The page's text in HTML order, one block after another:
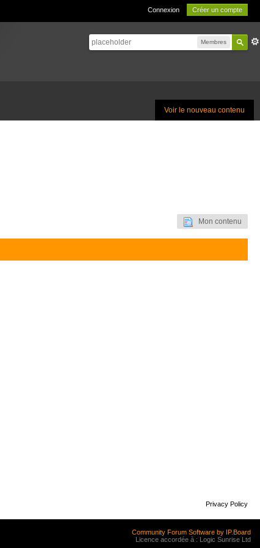
Connexion Créer un compte
Membres
Voir le nouveau contenu
Mon contenu
Privacy Policy
Community Forum Software by IP.Board
Licence accordée à : Logic Sunrise Ltd